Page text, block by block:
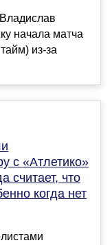
начала матча
из-за
с «Атлетико»
считает, что
когда нет